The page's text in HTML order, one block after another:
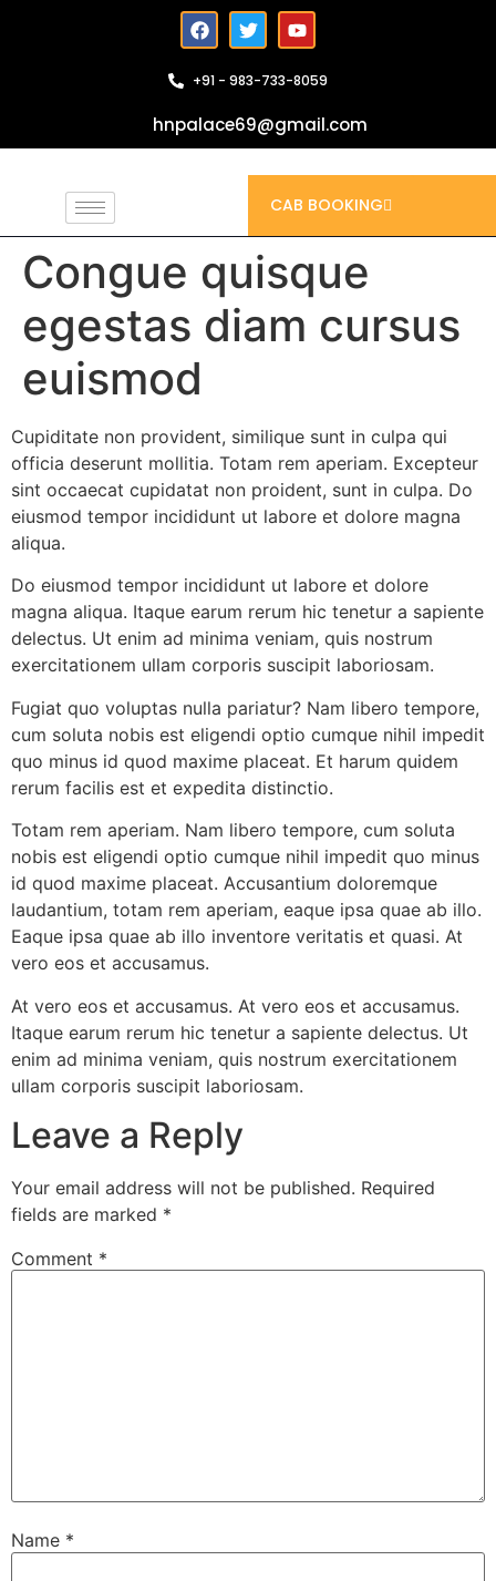
hnpalace69@gmail.com
+91 - 983-733-8059
CAB BOOKING
Congue quisque
egestas diam cursus
euismod
Cupiditate non provident, similique sunt in culpa qui
officia deserunt mollitia. Totam rem aperiam. Excepteur
sint occaecat cupidatat non proident, sunt in culpa. Do
eiusmod tempor incididunt ut labore et dolore magna
aliqua.
Do eiusmod tempor incididunt ut labore et dolore
magna aliqua. Itaque earum rerum hic tenetur a sapiente
delectus. Ut enim ad minima veniam, quis nostrum
exercitationem ullam corporis suscipit laboriosam.
Fugiat quo voluptas nulla pariatur? Nam libero tempore,
cum soluta nobis est eligendi optio cumque nihil impedit
quo minus id quod maxime placeat. Et harum quidem
rerum facilis est et expedita distinctio.
Totam rem aperiam. Nam libero tempore, cum soluta
nobis est eligendi optio cumque nihil impedit quo minus
id quod maxime placeat. Accusantium doloremque
laudantium, totam rem aperiam, eaque ipsa quae ab illo.
Eaque ipsa quae ab illo inventore veritatis et quasi. At
vero eos et accusamus.
At vero eos et accusamus. At vero eos et accusamus.
Itaque earum rerum hic tenetur a sapiente delectus. Ut
enim ad minima veniam, quis nostrum exercitationem
ullam corporis suscipit laboriosam.
Leave a Reply
Your email address will not be published. Required
fields are marked *
Comment *
Name *